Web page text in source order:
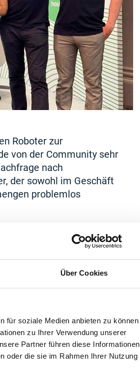
Über Cookies
für soziale Medien anbieten zu können
zu Ihrer Verwendung unserer
Partner führen diese Informationen
oder die sie im Rahmen Ihrer Nutzung
Roboter zur
von der Community sehr
nach
der sowohl im Geschäft
problemlos
haben uns sehr über das
Reeva sowie unsere
Solche
und
und neue Kontakte zu
Menschen – und die ITC